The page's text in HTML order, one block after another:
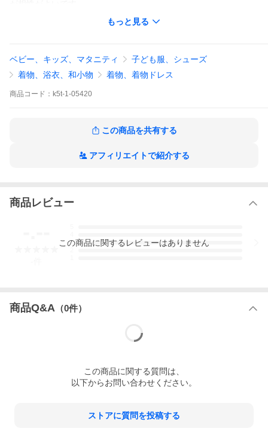
※コチラの着用には肩上げが必要になります。当店でも承ります
（3歳の際の袴セットを別で購入された方でセットについている場
合は購入不要です）
購入される場合は「注文承諾メール」にて値段訂正させて頂きま
すのでお振込み決済などを御選択戴いた場合は御注意下さいま
せ。
納期プラス1週間から10日前後、料金5,800円〜
【表地】 絹１００％【裏地】 ポリエステル１０
対象年齢 おもに４歳、５歳、６歳
対応身長 約１０５cm〜１１５cmくらい（お子様の
袖丈 約５７cm
もっと見る
ベビー、キッズ、マタニティ
子ども服、シューズ
着物、浴衣、和小物
着物、着物ドレス
商品 コード： k5t-1-05420
この商品を共有する
アフィリエイトで紹介する
商品レビュー
3
この商品に関するレビューはありません
商品Q&A （0件）
この商品に関する質問は、
以下からお問い合わせください。
ストアに質問を投稿する